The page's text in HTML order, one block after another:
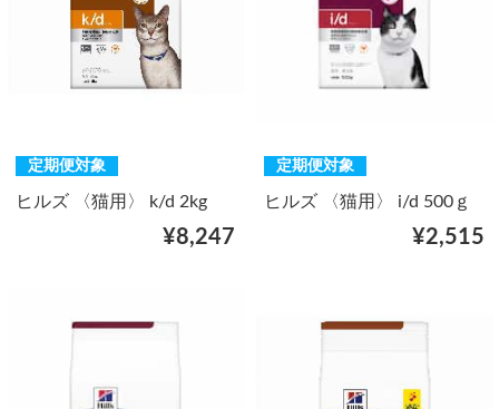
定期便対象
ヒルズ 〈猫用〉 k/d 2kg
¥8,247
定期便対象
ヒルズ 〈猫用〉 i/d 500ｇ
¥2,515